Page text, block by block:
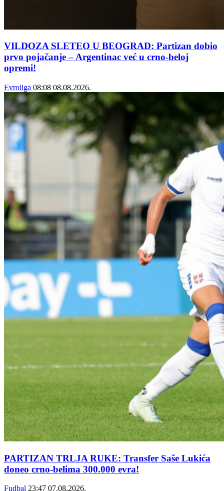
VILDOZA SLETEO U BEOGRAD: Partizan dobio
prvo pojačanje – Argentinac već u crno-beloj
opremi!
Evroliga 08:08 08.08.2026.
PARTIZAN TRLJA RUKE: Transfer Saše Lukića
doneo crno-belima 300.000 evra!
Fudbal 23:47 07.08.2026.